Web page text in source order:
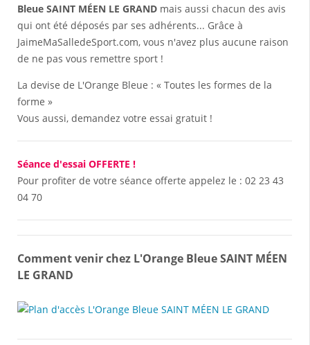
Bleue SAINT MÉEN LE GRAND mais aussi chacun des avis
qui ont été déposés par ses adhérents... Grâce à
JaimeMaSalledeSport.com, vous n'avez plus aucune raison
de ne pas vous remettre sport !
La devise de L'Orange Bleue : « Toutes les formes de la
forme »
Vous aussi, demandez votre essai gratuit !
Séance d'essai OFFERTE !
Pour profiter de votre séance offerte appelez le : 02 23 43
04 70
Comment venir chez L'Orange Bleue SAINT MÉEN
LE GRAND